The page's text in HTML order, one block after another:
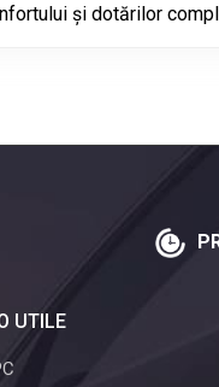
și dotărilor
UTILE